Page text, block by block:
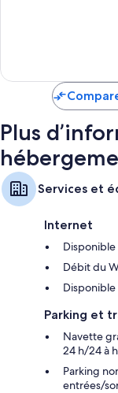
Plus
Services et
Internet
Débit du
Parking et
Navette
24 h/24 à
Parking
entrées/